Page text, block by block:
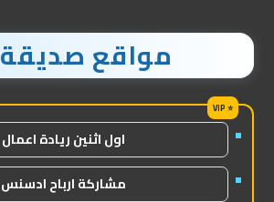
مواقع صديقة
اول اثنين ريادة اعمال
مشاركة ارباح ادسنس